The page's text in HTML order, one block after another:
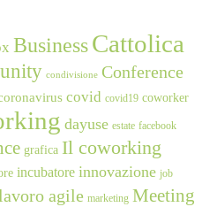
BusinessCattolica
condivisione Conference
covid covid19 coworker
dayuse estate facebook
grafica Il coworking
incubatore innovazione job
agile marketing Meeting